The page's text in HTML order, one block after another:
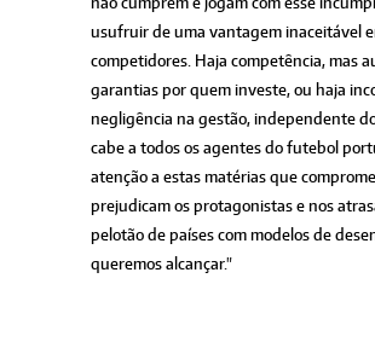
usufruir de uma vantagem inaceitável
competidores. Haja competência, mas
garantias por quem investe, ou haja
negligência na gestão, independente
cabe a todos os agentes do futebol
atenção a estas matérias que
prejudicam os protagonistas e nos
pelotão de países com modelos de
queremos alcançar."